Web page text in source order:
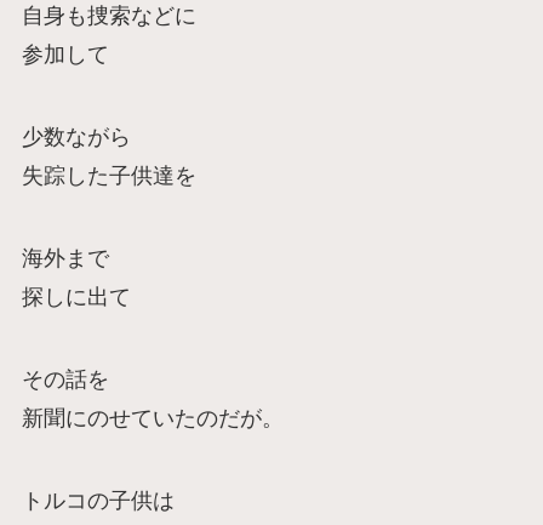
自身も捜索などに
参加して
少数ながら
失踪した子供達を
海外まで
探しに出て
その話を
新聞にのせていたのだが。
トルコの子供は